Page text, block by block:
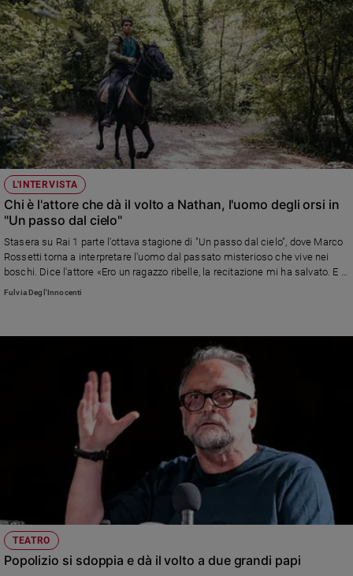
L'INTERVISTA
Chi è l'attore che dà il volto a Nathan, l'uomo degli orsi in
"Un passo dal cielo"
Stasera su Rai 1 parte l'ottava stagione di "Un passo dal cielo", dove Marco
Rossetti torna a interpretare l'uomo dal passato misterioso che vive nei
boschi. Dice l'attore «Ero un ragazzo ribelle, la recitazione mi ha salvato. E in
montagna mi sento davvero me stesso»
Fulvia Degl'Innocenti
TEATRO
Popolizio si sdoppia e dà il volto a due grandi papi